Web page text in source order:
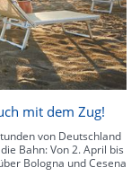
mit dem Zug!
von Deutschland
Bahn: Von 2. April bis
Bologna und Cesena